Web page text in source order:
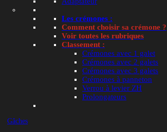
Les crémones :
Comment choisir sa crémone ?
Voir toutes les rubriques
Classement :
Crémones avec 1 galet
Crémones avec 2 galets
Crémones avec 3 galets
Crémones à panneton
Verrou à levier ZH
Prolongateurs
Gâches
🛡️ Paiement sécurisé
TEC-T3131
Catégories : Bénéficie du prix PRO
gamme Topaze GB
Info et compatibilité avec :